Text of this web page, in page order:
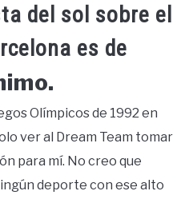
del sol sobre el
es de
Olímpicos de 1992 en
ver al Dream Team tomar
para mí. No creo que
deporte con ese alto